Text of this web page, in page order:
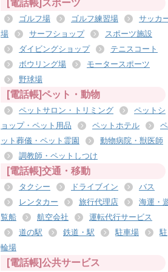
[電話帳]スポーツ
ゴルフ場 ゴルフ練習場
サッカ
場
サーフショップ
スポーツ施設
ダイビングショップ
テニスコート
ボウリング場
モータースポーツ
野球場
[電話帳]ペット・動物
ペットサロン・トリミング
ペットシ
ョップ・ペット用品
ペットホテル
ペ
ット葬儀・ペット霊園
動物病院・獣医師
調教師・ペットしつけ
[電話帳]交通・移動
タクシー ドライブイン
バス
レンタカー
旅行代理店
海運・
覧船
航空会社
運転代行サービス
道の駅
鉄道・駅 駐車場
駐
輪場
[電話帳]公共サービス